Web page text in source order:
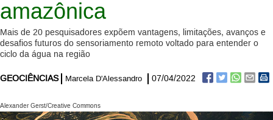
amazônica
Mais de 20 pesquisadores expõem vantagens, limitações, avanços e
desafios futuros do sensoriamento remoto voltado para entender o
ciclo da água na região
GEOCIÊNCIAS Marcela D'Alessandro 07/04/2022
Alexander Gerst/Creative Commons